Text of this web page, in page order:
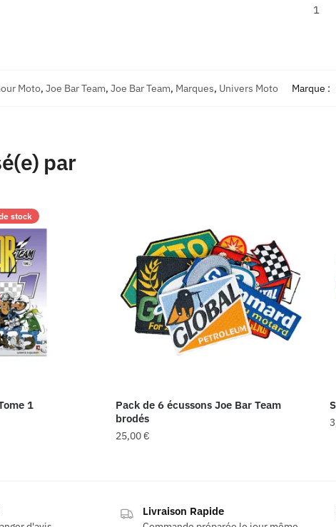
1
Moto, Joe Bar Team, Joe Bar Team, Marques, Univers Moto Marque :
par
stock
1
Pack de 6 écussons Joe Bar Team
brodés
25,00€
Livraison Rapide